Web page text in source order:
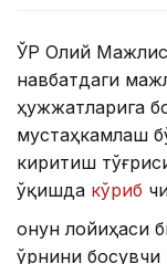
ЎР Олий Мажлис
навбатдаги
ҳужжатларига
мустаҳкамлаш
киритиш
ўқишда кўриб
Қонун лойиҳаси
ўрнини